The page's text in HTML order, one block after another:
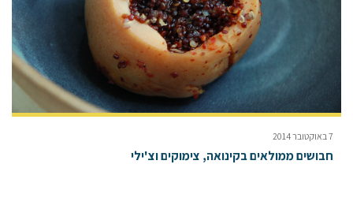
7 באוקטובר 2014
חבושים ממולאים בקינואה, צימוקים וצ'ילי